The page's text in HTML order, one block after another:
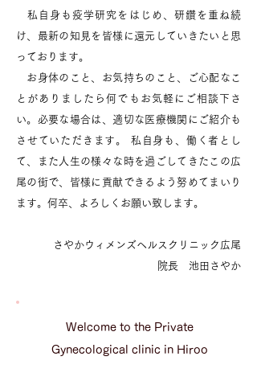
私自身も疫学研究をはじめ、研鑽を重ね続
け、最新の知見を皆様に還元していきたいと思
っております。
お身体のこと、お気持ちのこと、ご心配なこ
とがありましたら何でもお気軽にご相談下さ
い。必要な場合は、適切な医療機関にご紹介も
させていただきます。 私自身も、働く者とし
て、また人生の様々な時を過ごしてきたこの広
尾の街で、皆様に貢献できるよう努めてまいり
ます。何卒、よろしくお願い致します。
さやかウィメンズヘルスクリニック広尾
院長 池田さやか
Welcome to the Private
Gynecological clinic in Hiroo